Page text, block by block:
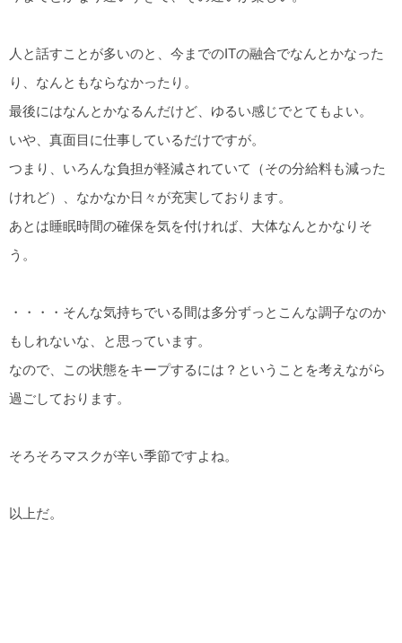
人と話すことが多いのと、今までのITの融合でなんとかなった
り、なんともならなかったり。
最後にはなんとかなるんだけど、ゆるい感じでとてもよい。
いや、真面目に仕事しているだけですが。
つまり、いろんな負担が軽減されていて（その分給料も減った
けれど）、なかなか日々が充実しております。
あとは睡眠時間の確保を気を付ければ、大体なんとかなりそ
う。
・・・・そんな気持ちでいる間は多分ずっとこんな調子なのか
もしれないな、と思っています。
なので、この状態をキープするには？ということを考えながら
過ごしております。
そろそろマスクが辛い季節ですよね。
以上だ。